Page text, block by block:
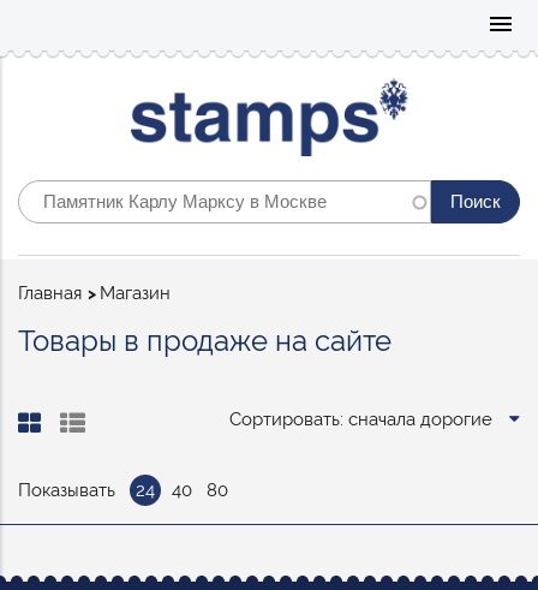
menu
Строка
Главная Магазин
Товары в продаже на сайте
Сортировать: сначала дорогие
Показывать 24 40 80